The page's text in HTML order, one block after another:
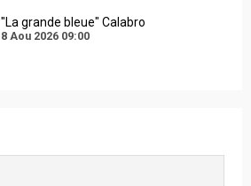
"La grande bleue" Calabro
8 Aou 2026 09:00